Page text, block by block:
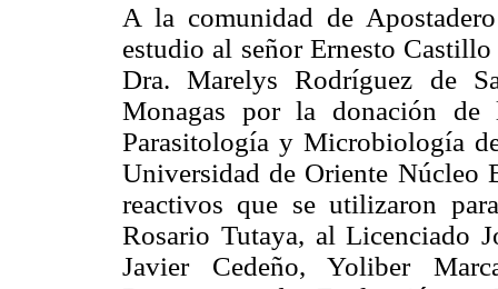
A la comunidad de
estudio al señor Ernesto
Dra. Marelys Rodríguez de
Monagas por la donación de
Parasitología y Microbiología
Universidad de Oriente
reactivos que se utilizaron
Rosario Tutaya, al Licenciado
Javier Cedeño, Yoliber